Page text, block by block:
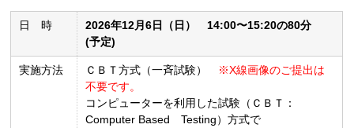
日 時
2026年12月6日（日） 14:00〜15:20の80分
(予定)
実施方法 ＣＢＴ方式（一斉試験） ※X線画像のご提出は
不要です。
コンピューターを利用した試験（ＣＢＴ：
Computer Based Testing）方式で